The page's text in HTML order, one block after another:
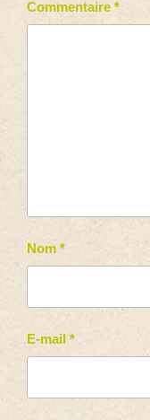
Commentaire *
Nom *
E-mail *